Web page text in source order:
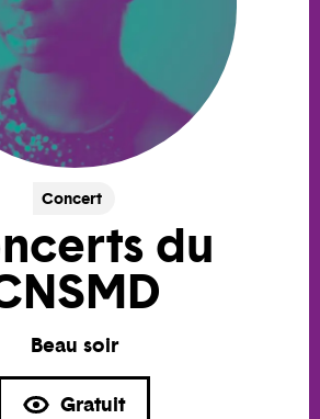
Concert
du
Beau soir
Gratuit